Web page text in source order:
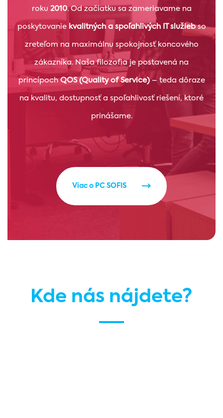
roku 2010. Od začiatku sa zameriavame na
poskytovanie kvalitných a spoľahlivých IT služiebso
zreteľom na maximálnu spokojnosť koncového
zákazníka. Naša filozofia je postavená na
princípochQOS (Quality of Service)– teda dôraze
na kvalitu, dostupnosť a spoľahlivosť riešení, ktoré
prinášame.
Viac o PC SOFIS
Kde nás nájdete?